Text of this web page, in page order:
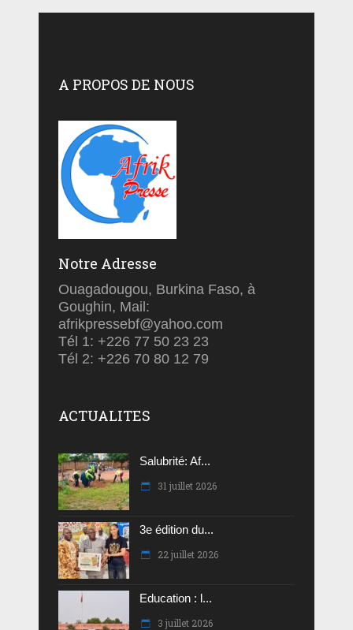
A PROPOS DE NOUS
Notre Adresse
Ouagadougou, Burkina Faso, à
Goughin, Mail:
afrikpressebf@yahoo.com
Tél 1: +226 77 50 23 23
Tél 2: +226 70 80 12 79
ACTUALITES
Salubrité: Af...
31 juillet 2026
3e édition du...
22 juillet 2026
Education : l...
3 juillet 2026